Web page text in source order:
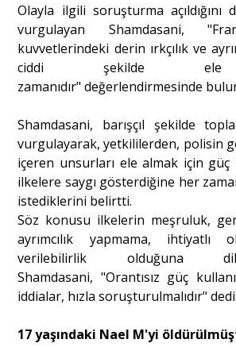
Eğitim
Dosya Haber
Ankara Analiz
Sağlık
Olayla ilgili soruşturma açıldığını
vurgulayan ​​​​​​​Shamdasani,
kuvvetlerindeki derin ırkçılık ve
ciddi şekilde ele
zamanıdır" değerlendirmesinde
Shamdasani, barışçıl şekilde
vurgulayarak, yetkililerden, polisin
içeren unsurları ele almak için güç
ilkelere saygı gösterdiğine her
istediklerini belirtti.
Söz konusu ilkelerin meşruluk,
ayrımcılık yapmama,
verilebilirlik olduğuna
Shamdasani, "Orantısız güç
iddialar, hızla soruşturulmalıdır" dedi.
17 yaşındaki Nael M'yi